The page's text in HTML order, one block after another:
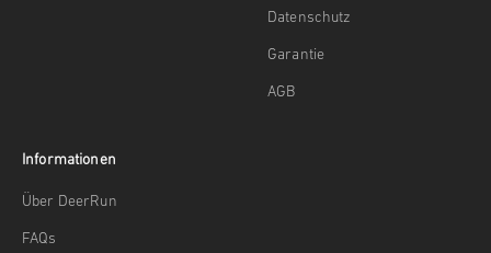
Datenschutz
Garantie
AGB
Informationen
Über DeerRun
FAQs